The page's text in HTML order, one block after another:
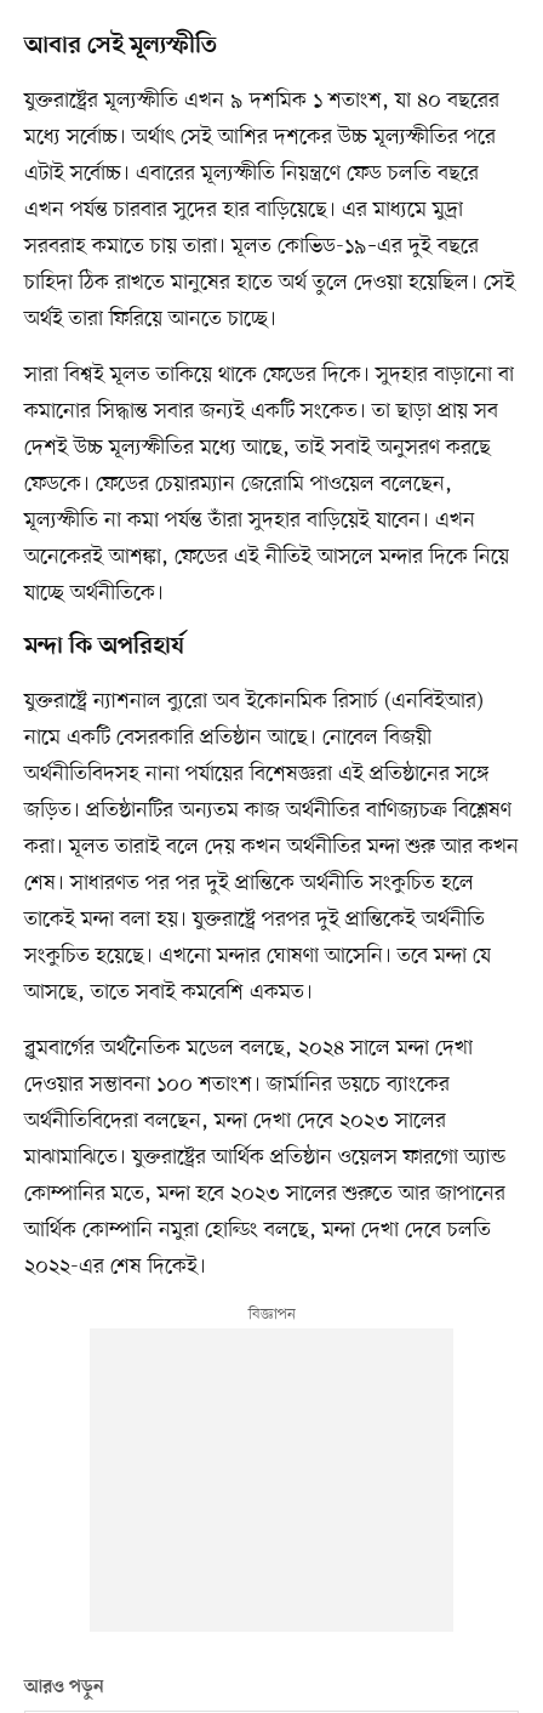
আবার সেই মূল্যস্ফীতি
যুক্তরাষ্ট্রের মূল্যস্ফীতি এখন ৯ দশমিক ১ শতাংশ, যা ৪০ বছরের
মধ্যে সর্বোচ্চ। অর্থাৎ সেই আশির দশকের উচ্চ মূল্যস্ফীতির পরে
এটাই সর্বোচ্চ। এবারের মূল্যস্ফীতি নিয়ন্ত্রণে ফেড চলতি বছরে
এখন পর্যন্ত চারবার সুদের হার বাড়িয়েছে। এর মাধ্যমে মুদ্রা
সরবরাহ কমাতে চায় তারা। মূলত কোভিড-১৯–এর দুই বছরে
চাহিদা ঠিক রাখতে মানুষের হাতে অর্থ তুলে দেওয়া হয়েছিল। সেই
অর্থই তারা ফিরিয়ে আনতে চাচ্ছে।
সারা বিশ্বই মূলত তাকিয়ে থাকে ফেডের দিকে। সুদহার বাড়ানো বা
কমানোর সিদ্ধান্ত সবার জন্যই একটি সংকেত। তা ছাড়া প্রায় সব
দেশই উচ্চ মূল্যস্ফীতির মধ্যে আছে, তাই সবাই অনুসরণ করছে
ফেডকে। ফেডের চেয়ারম্যান জেরোমি পাওয়েল বলেছেন,
মূল্যস্ফীতি না কমা পর্যন্ত তাঁরা সুদহার বাড়িয়েই যাবেন। এখন
অনেকেরই আশঙ্কা, ফেডের এই নীতিই আসলে মন্দার দিকে নিয়ে
যাচ্ছে অর্থনীতিকে।
মন্দা কি অপরিহার্য
যুক্তরাষ্ট্রে ন্যাশনাল ব্যুরো অব ইকোনমিক রিসার্চ (এনবিইআর)
নামে একটি বেসরকারি প্রতিষ্ঠান আছে। নোবেল বিজয়ী
অর্থনীতিবিদসহ নানা পর্যায়ের বিশেষজ্ঞরা এই প্রতিষ্ঠানের সঙ্গে
জড়িত। প্রতিষ্ঠানটির অন্যতম কাজ অর্থনীতির বাণিজ্যচক্র বিশ্লেষণ
করা। মূলত তারাই বলে দেয় কখন অর্থনীতির মন্দা শুরু আর কখন
শেষ। সাধারণত পর পর দুই প্রান্তিকে অর্থনীতি সংকুচিত হলে
তাকেই মন্দা বলা হয়। যুক্তরাষ্ট্রে পরপর দুই প্রান্তিকেই অর্থনীতি
সংকুচিত হয়েছে। এখনো মন্দার ঘোষণা আসেনি। তবে মন্দা যে
আসছে, তাতে সবাই কমবেশি একমত।
ব্লুমবার্গের অর্থনৈতিক মডেল বলছে, ২০২৪ সালে মন্দা দেখা
দেওয়ার সম্ভাবনা ১০০ শতাংশ। জার্মানির ডয়চে ব্যাংকের
অর্থনীতিবিদেরা বলছেন, মন্দা দেখা দেবে ২০২৩ সালের
মাঝামাঝিতে। যুক্তরাষ্ট্রের আর্থিক প্রতিষ্ঠান ওয়েলস ফারগো অ্যান্ড
কোম্পানির মতে, মন্দা হবে ২০২৩ সালের শুরুতে আর জাপানের
আর্থিক কোম্পানি নমুরা হোল্ডিং বলছে, মন্দা দেখা দেবে চলতি
২০২২-এর শেষ দিকেই।
আরও পড়ুন